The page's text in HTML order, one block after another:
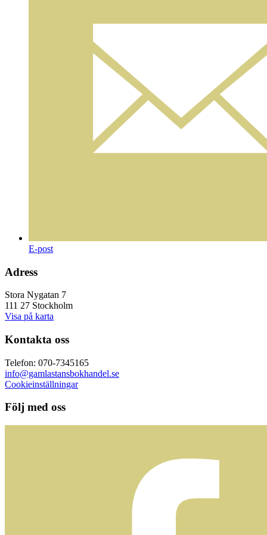
E-post
Adress
Stora Nygatan 7
111 27 Stockholm
Visa på karta
Kontakta oss
Telefon: 070-7345165
info@gamlastansbokhandel.se
Cookieinställningar
Följ med oss